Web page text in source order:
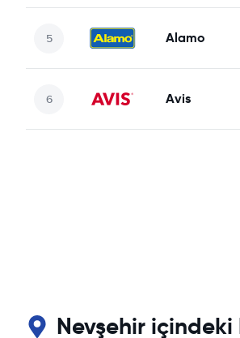
Alamo
Avis
Nevşehir içindeki